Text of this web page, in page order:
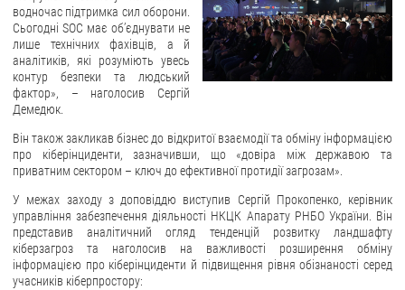
Публічні закупівлі
Внутрішній аудит
ДЕРЖАВНИЙ РЕЄСТР САНКЦІЙ
водночас підтримка сил оборони.
Сьогодні SOC має об’єднувати не
лише технічних фахівців, а й
аналітиків, які розуміють увесь
контур безпеки та людський
фактор», – наголосив Сергій
Демедюк.
Він також закликав бізнес до відкритої взаємодії та обміну інформацією
про кіберінциденти, зазначивши, що «довіра між державою та
приватним сектором – ключ до ефективної протидії загрозам».
У межах заходу з доповіддю виступив Сергій Прокопенко, керівник
управління забезпечення діяльності НКЦК Апарату РНБО України. Він
представив аналітичний огляд тенденцій розвитку ландшафту
кіберзагроз та наголосив на важливості розширення обміну
інформацією про кіберінциденти й підвищення рівня обізнаності серед
учасників кіберпростору: